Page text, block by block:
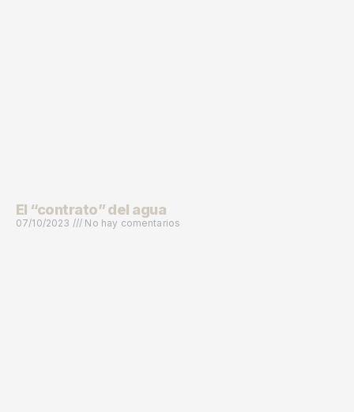
El “contrato” del agua
07/10/2023 No hay comentarios